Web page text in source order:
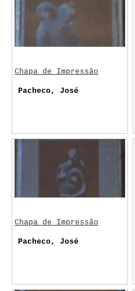
Chapa de Impressão
Pacheco, José
Chapa de Impressão
Pacheco, José